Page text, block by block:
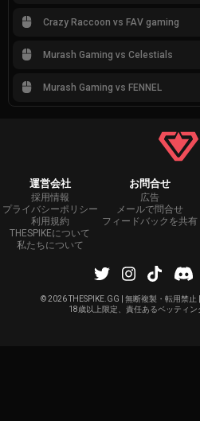
Crazy Raccoon vs FAV gaming
Murash Gaming vs Celestials
Murash Gaming vs FENNEL
運営会社
採用情報
プライバシーポリシー
利用規約
THESPIKEについて
私たちについて
お問合せ
広告
メールで問合せ
フィードバックを共有
©2026 THESPIKE.GG | 無断複製・転用禁止
18歳以上限定、責任あるベッティ